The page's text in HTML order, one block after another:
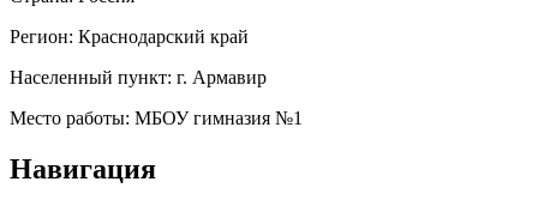
Регион: Краснодарский край
Населенный пункт: г. Армавир
Место работы: МБОУ гимназия №1
Навигация